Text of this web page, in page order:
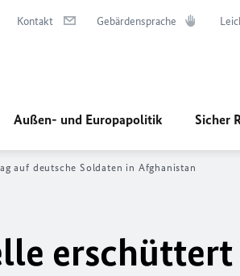
Kontakt Gebärdensprache
Außen- und Europapolitik Sicher
auf deutsche Soldaten in Afghanistan